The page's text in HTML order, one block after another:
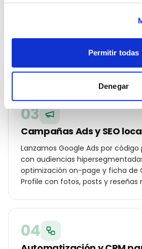
Permitir todas
Denegar
Estrategia geolocalizada
Construimos un plan específico
para tu cliente local y oferta
otros restaurante u hostelería de
03
Campañas Ads y SEO
Lanzamos Google Ads por código
con audiencias
optimización on-page y ficha de
Profile con fotos, posts y reseñas
04